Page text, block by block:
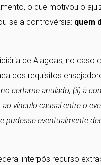
o que motivou o
se a controvérsia: quem
de Alagoas, no caso
dos requisitos
certame anulado, (ii) à
vínculo causal entre o
pudesse eventualmente
interpôs recurso